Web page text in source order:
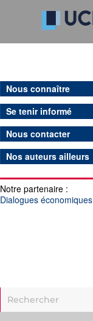
Nous connaître
Se tenir informé
Nous contacter
Nos auteurs ailleurs
Notre partenaire :
Dialogues économiques